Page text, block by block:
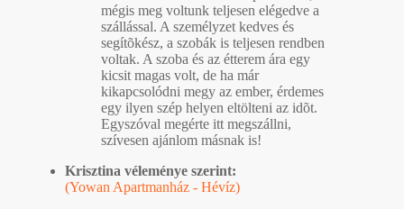
mégis meg voltunk teljesen elégedve a
szállással. A személyzet kedves és
segítõkész, a szobák is teljesen rendben
voltak. A szoba és az étterem ára egy
kicsit magas volt, de ha már
kikapcsolódni megy az ember, érdemes
egy ilyen szép helyen eltölteni az idõt.
Egyszóval megérte itt megszállni,
szívesen ajánlom másnak is!
Krisztina véleménye szerint:
(Yowan Apartmanház - Hévíz)